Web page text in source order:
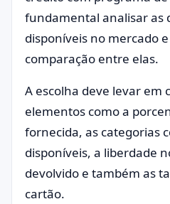
fundamental analisar as
disponíveis no mercado
comparação entre elas.
A escolha deve levar em
elementos como a
fornecida, as categorias
disponíveis, a liberdade
devolvido e também as
cartão.